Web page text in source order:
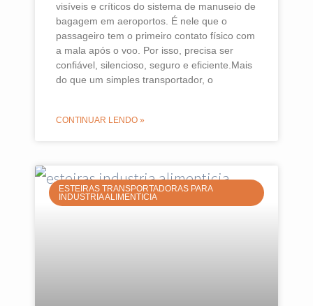
visíveis e críticos do sistema de manuseio de
bagagem em aeroportos. É nele que o
passageiro tem o primeiro contato físico com
a mala após o voo. Por isso, precisa ser
confiável, silencioso, seguro e eficiente.Mais
do que um simples transportador, o
CONTINUAR LENDO »
ESTEIRAS TRANSPORTADORAS PARA
INDUSTRIA ALIMENTICIA